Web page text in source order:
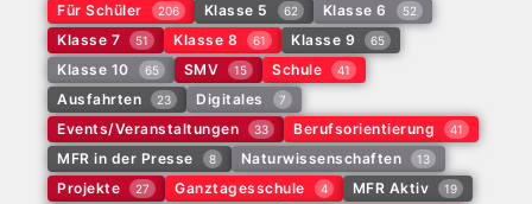
Für Schüler 206 Klasse 5 62 Klasse 6 52
Klasse 7 51 Klasse 8 61 Klasse 9 65
Klasse 10 65 SMV 15 Schule 41
Ausfahrten 23 Digitales 7
Events/Veranstaltungen 33 Berufsorientierung 41
MFR in der Presse 8 Naturwissenschaften 13
Projekte 27 Ganztagesschule 4 MFR Aktiv 19